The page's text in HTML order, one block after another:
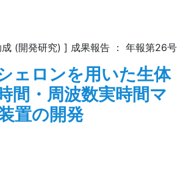
(開発研究) ] 成果報告 ： 年報第26号
ェロンを用いた生体
間・周波数実時間マ
置の開発